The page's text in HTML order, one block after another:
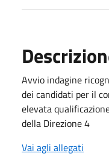
Avvio indagine
dei candidati per il
elevata
della Direzione 4
Vai agli allegati